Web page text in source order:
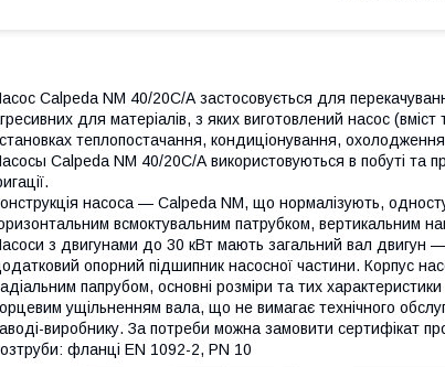
Calpeda NM 40/20C/A застосовується для
для матеріалів, з яких виготовлений насос
теплопостачання, кондиціонування, охолодження
Calpeda NM 40/20C/A використовуються в побуті та
насоса — Calpeda NM, що нормалізують,
всмоктувальним патрубком, вертикальним
з двигунами до 30 кВт мають загальний вал двигун
опорний підшипник насосної частини. Корпус
папрубом, основні розміри та тих
ущільненням вала, що не вимагає технічного
виробнику. За потреби можна замовити сертифікат
фланці EN 1092-2, PN 10